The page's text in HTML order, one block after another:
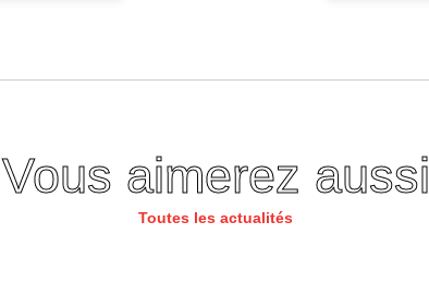
Vous aimerez aussi
Toutes les actualités